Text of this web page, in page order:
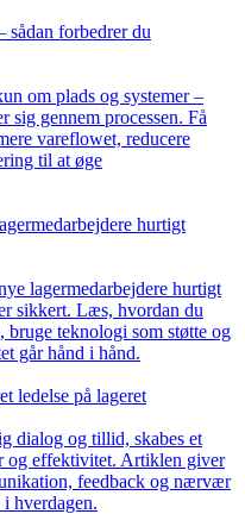
sådan forbedrer du
om plads og systemer –
gennem processen. Få
vareflowet, reducere
til at øge
hurtigt
lagermedarbejdere hurtigt
sikkert. Læs, hvordan du
teknologi som støtte og
går hånd i hånd.
ledelse på lageret
dialog og tillid, skabes et
og effektivitet. Artiklen giver
feedback og nærvær
hverdagen.